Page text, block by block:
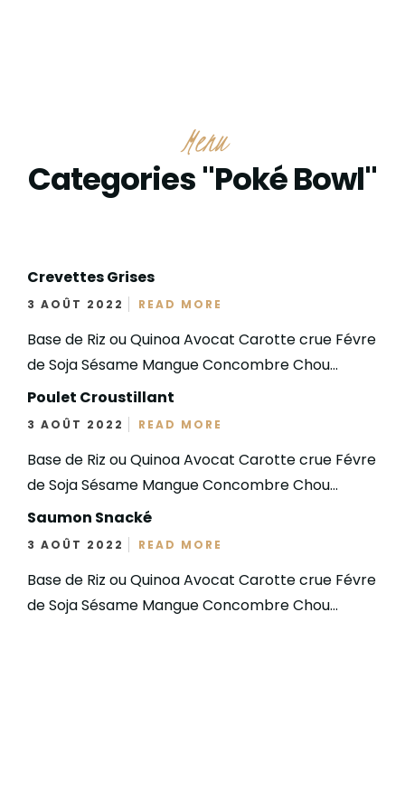
Menu
Categories "Poké Bowl"
Crevettes Grises
3 AOÛT 2022 READ MORE
Base de Riz ou Quinoa Avocat Carotte crue Févre
de Soja Sésame Mangue Concombre Chou...
Poulet Croustillant
3 AOÛT 2022 READ MORE
Base de Riz ou Quinoa Avocat Carotte crue Févre
de Soja Sésame Mangue Concombre Chou...
Saumon Snacké
3 AOÛT 2022 READ MORE
Base de Riz ou Quinoa Avocat Carotte crue Févre
de Soja Sésame Mangue Concombre Chou...